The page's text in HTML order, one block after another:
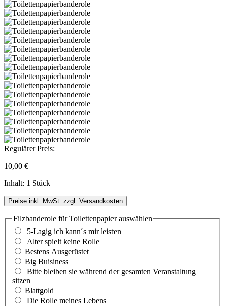
Regulärer Preis:
10,00 €
Inhalt: 1 Stück
Preise inkl. MwSt. zzgl. Versandkosten
Filzbanderole für Toilettenpapierauswählen
5-Lagig ich kann´s mir leisten
Alter spielt keine Rolle
Bestens Ausgerüstet
Big Buisiness
Bitte bleiben sie während der gesamten Veranstaltung
sitzen
Blattgold
Die Rolle meines Lebens